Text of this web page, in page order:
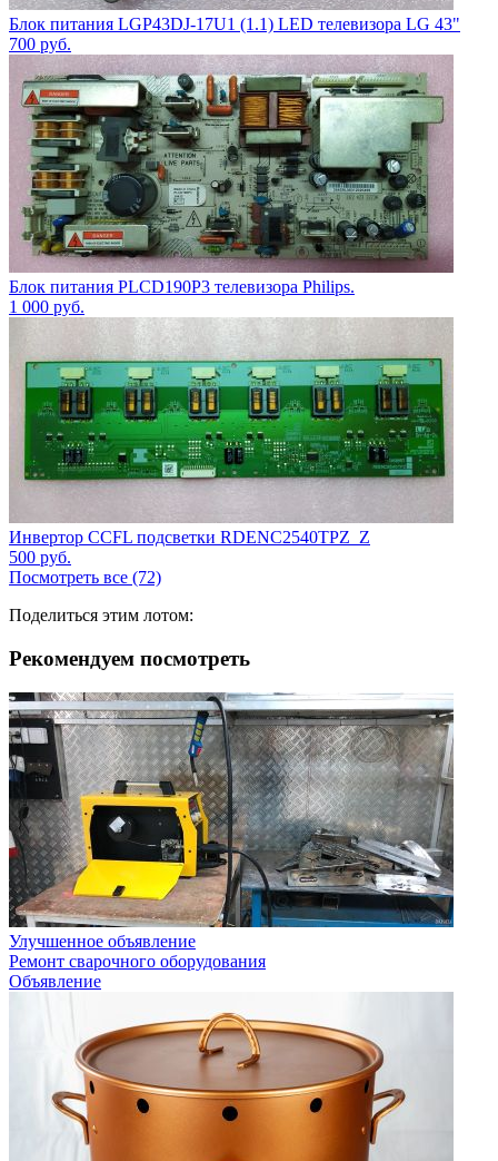
Блок питания LGP43DJ-17U1 (1.1) LED телевизора LG 43"
700 руб.
Блок питания PLCD190P3 телевизора Philips.
1 000 руб.
Инвертор CCFL подсветки RDENC2540TPZ_Z
500 руб.
Посмотреть все (72)
Поделиться этим лотом:
Рекомендуем посмотреть
Улучшенное объявление
Ремонт сварочного оборудования
Объявление